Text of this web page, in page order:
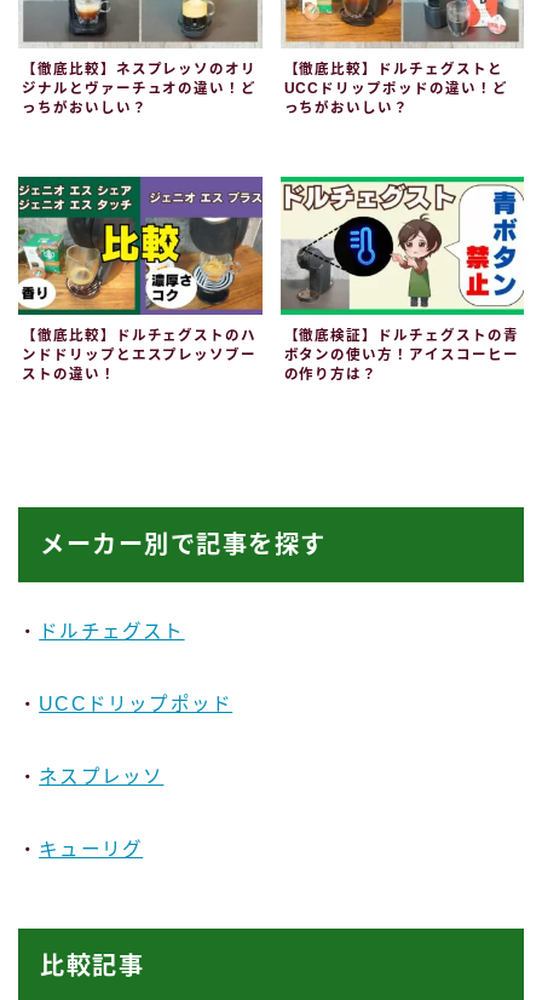
【徹底比較】ネスプレッソのオリ
ジナルとヴァーチュオの違い！ど
っちがおいしい？
【徹底比較】ドルチェグストと
UCCドリップポッドの違い！ど
っちがおいしい？
【徹底比較】ドルチェグストのハ
ンドドリップとエスプレッソブー
ストの違い！
【徹底検証】ドルチェグストの青
ボタンの使い方！アイスコーヒー
の作り方は？
メーカー別で記事を探す
・ ドルチェグスト
・ UCCドリップポッド
・ ネスプレッソ
・ キューリグ
比較記事